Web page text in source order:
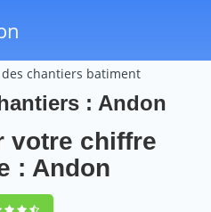
chantiers batiment
: Andon
votre chiffre
: Andon